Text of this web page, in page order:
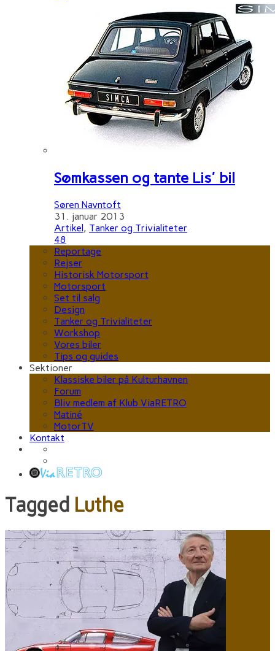
Sømkassen og tante Lis' bil
Søren Navntoft
31. januar 2013
Artikel, Tanker og Trivialiteter
48
Reportage
Rejser
Historisk Motorsport
Motorsport
Set til salg
Design
Tanker og Trivialiteter
Workshop
Vores biler
Tips og guides
Sektioner
Klassiske biler på Kulturhavnen
Forum
Bliv medlem af Klub ViaRETRO
Matiné
MotorTV
Kontakt
Tagged Luthe